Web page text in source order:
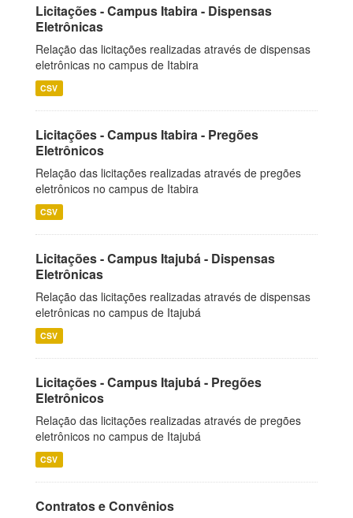
Licitações - Campus Itabira - Dispensas
Eletrônicas
Relação das licitações realizadas através de dispensas
eletrônicas no campus de Itabira
CSV
Licitações - Campus Itabira - Pregões
Eletrônicos
Relação das licitações realizadas através de pregões
eletrônicos no campus de Itabira
CSV
Licitações - Campus Itajubá - Dispensas
Eletrônicas
Relação das licitações realizadas através de dispensas
eletrônicas no campus de Itajubá
CSV
Licitações - Campus Itajubá - Pregões
Eletrônicos
Relação das licitações realizadas através de pregões
eletrônicos no campus de Itajubá
CSV
Contratos e Convênios